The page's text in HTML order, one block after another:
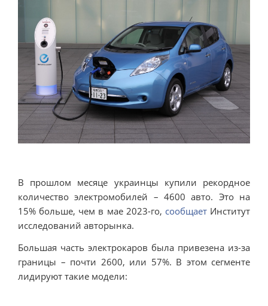
В прошлом месяце украинцы купили рекордное
количество электромобилей – 4600 авто. Это на
15% больше, чем в мае 2023-го, сообщаетИнститут
исследований авторынка.
Большая часть электрокаров была привезена из-за
границы – почти 2600, или 57%. В этом сегменте
лидируют такие модели: